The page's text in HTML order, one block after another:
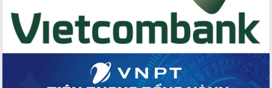
Tổ chức trang trọng Lễ hội Đền thờ
Lương Văn Chánh năm 2026
Phó Bí thư Tỉnh ủy Đắk Lắk Đỗ Hữu
Huy giữ chức Bí thư Đảng ủy Ủy Ban
Bệnh án điện tử thúc đẩy chuyển đổi